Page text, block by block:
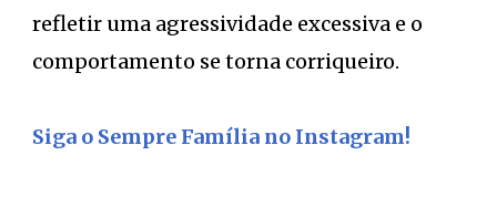
refletir uma agressividade excessiva e o
comportamento se torna corriqueiro.
Siga o Sempre Família no Instagram!